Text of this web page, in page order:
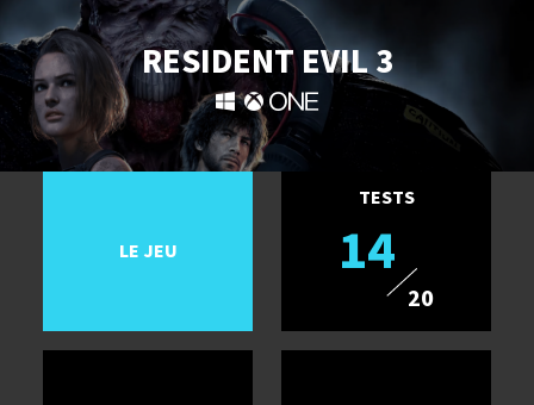
RESIDENT EVIL 3
LE JEU
TESTS
14
20